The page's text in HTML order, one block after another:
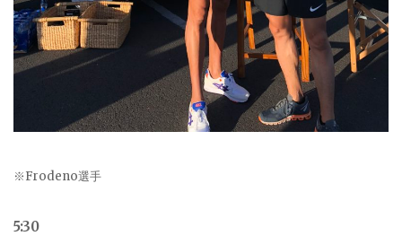
※Frodeno選手
5:30